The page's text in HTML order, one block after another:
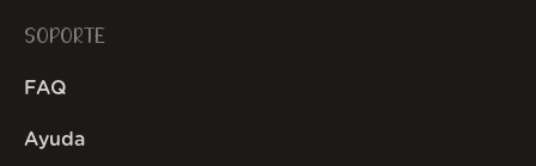
SOPORTE
FAQ
Ayuda